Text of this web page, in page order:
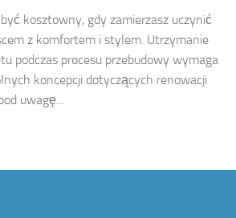
kosztowny, gdy zamierzasz uczynić
z komfortem i stylem. Utrzymanie
podczas procesu przebudowy wymaga
koncepcji dotyczących renowacji
uwagę...